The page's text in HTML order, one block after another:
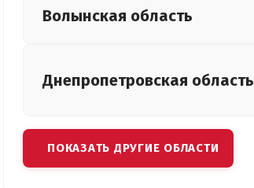
Волынская область
Днепропетровская область
ПОКАЗАТЬ ДРУГИЕ ОБЛАСТИ